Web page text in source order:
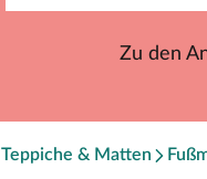
Zu den
Teppiche & Matten